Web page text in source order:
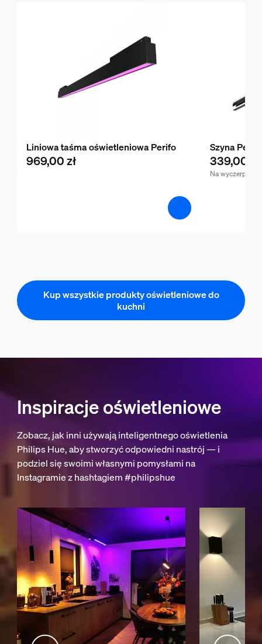
Liniowa taśma oświetleniowa Perifo
969,00 zł
Szyna
339,00 zł
Na wyczerpaniu
Kup wszystkie produkty oświetleniowe do
kuchni
Inspiracje oświetleniowe
Zobacz, jak inni używają inteligentnego oświetlenia
Philips Hue, aby stworzyć odpowiedni nastrój — i
podziel się swoimi własnymi pomysłami na
Instagramie z hashtagiem #philipshue